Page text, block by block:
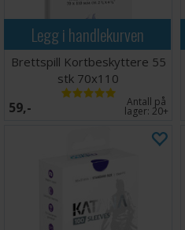
Legg i handlekurven
Brettspill Kortbeskyttere 55
stk 70x110
59,- Antall på
lager: 20+